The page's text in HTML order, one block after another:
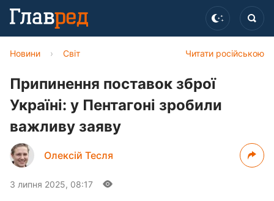
Читати російською
Новини › Світ
Припинення поставок зброї
Україні: у Пентагоні зробили
важливу заяву
Олексій Тесля
3 липня 2025, 08:17